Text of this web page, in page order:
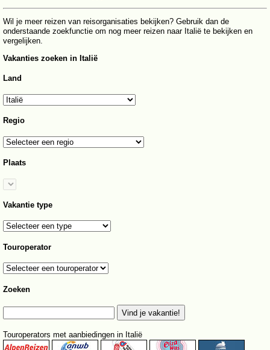
Wil je meer reizen van reisorganisaties bekijken? Gebruik dan de
onderstaande zoekfunctie om nog meer reizen naar Italië te bekijken en
vergelijken.
Vakanties zoeken in Italië
Land
Regio
Plaats
Vakantie type
Touroperator
Zoeken
Touroperators met aanbiedingen in Italië